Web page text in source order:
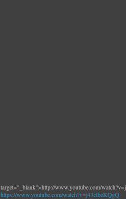
target="_blank">http://www.youtube.com/
https://www.youtube.com/watch?v=j43clbeKQgQ